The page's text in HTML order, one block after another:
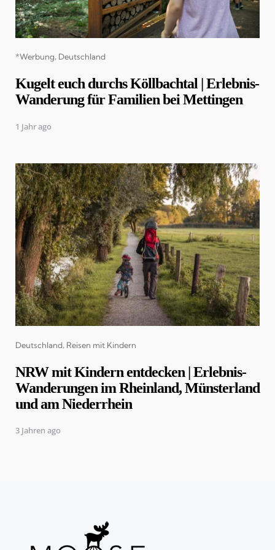
Categories
*Werbung Deutschland
Kugelt euch durchs Köllbachtal | Erlebnis-
Wanderung für Familien bei Mettingen
1 Jahr ago
Categories
Deutschland Reisen mit Kindern
NRW mit Kindern entdecken | Erlebnis-
Wanderungen im Rheinland, Münsterland
und am Niederrhein
3 Jahren ago